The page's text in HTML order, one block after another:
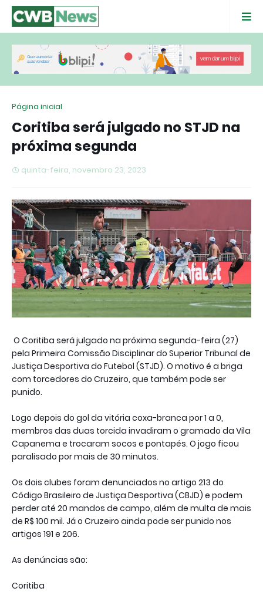
Página inicial
Coritiba será julgado no STJD na
próxima segunda
quinta-feira, novembro 23, 2023
O Coritiba será julgado na próxima segunda-feira (27)
pela Primeira Comissão Disciplinar do Superior Tribunal de
Justiça Desportiva do Futebol (STJD). O motivo é a briga
com torcedores do Cruzeiro, que também pode ser
punido.
Logo depois do gol da vitória coxa-branca por 1 a 0,
membros das duas torcida invadiram o gramado da Vila
Capanema e trocaram socos e pontapés. O jogo ficou
paralisado por mais de 30 minutos.
Os dois clubes foram denunciados no artigo 213 do
Código Brasileiro de Justiça Desportiva (CBJD) e podem
perder até 20 mandos de campo, além de multa de mais
de R$ 100 mil. Já o Cruzeiro ainda pode ser punido nos
artigos 191 e 206.
As denúncias são:
Coritiba